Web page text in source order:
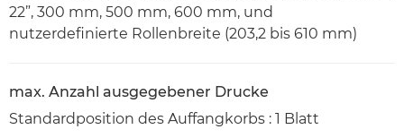
22”, 300 mm, 500 mm, 600 mm, und
nutzerdefinierte Rollenbreite (203,2 bis 610 mm)
max. Anzahl ausgegebener Drucke
Standardposition des Auffangkorbs : 1 Blatt